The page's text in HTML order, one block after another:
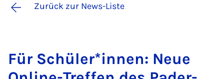
Zurück zur News-Liste
Für Schü­ler*in­nen: Neue